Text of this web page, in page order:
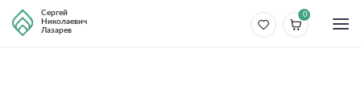
Сергей
Николаевич
Лазарев
0